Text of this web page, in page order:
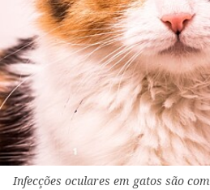
Infecções oculares em gatos são